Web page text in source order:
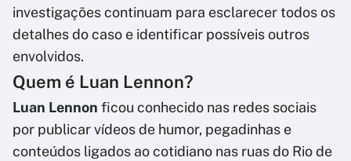
investigações continuam para esclarecer todos os
detalhes do caso e identificar possíveis outros
envolvidos.
Quem é Luan Lennon?
Luan Lennon ficou conhecido nas redes sociais
por publicar vídeos de humor, pegadinhas e
conteúdos ligados ao cotidiano nas ruas do Rio de